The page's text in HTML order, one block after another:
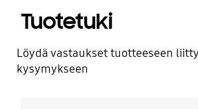
Tuotetuki
Löydä vastaukset tuotteeseen
kysymykseen